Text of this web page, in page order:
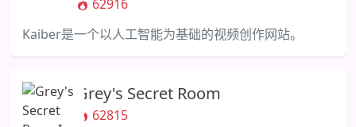
62916
Kaiber是一个以人工智能为基础的视频创作网站。
Grey's Secret Room
62815